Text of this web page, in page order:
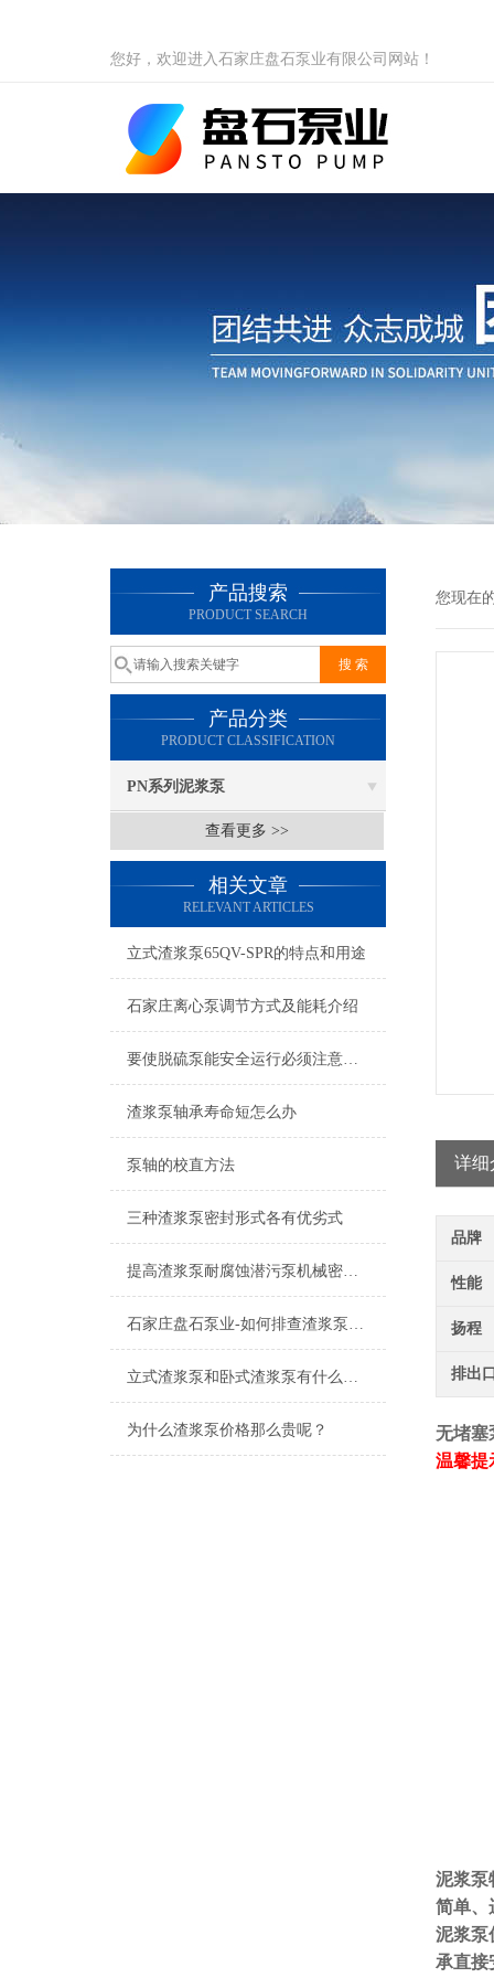
您好，欢迎进入石家庄盘石泵业有限公司网站！
产品搜索
PRODUCT SEARCH
产品分类
PRODUCT CLASSIFICATION
PN系列泥浆泵
查看更多 >>
相关文章
RELEVANT ARTICLES
立式渣浆泵65QV-SPR的特点和用途
石家庄离心泵调节方式及能耗介绍
要使脱硫泵能安全运行必须注意日常的维护
渣浆泵轴承寿命短怎么办
泵轴的校直方法
三种渣浆泵密封形式各有优劣式
提高渣浆泵耐腐蚀潜污泵机械密封可靠性的方法有哪些
石家庄盘石泵业-如何排查渣浆泵管道故障
立式渣浆泵和卧式渣浆泵有什么不同?
为什么渣浆泵价格那么贵呢？
您现在
详细
品牌
性能
扬程
排出
无堵塞
温馨提
泥浆泵
简单、
泥浆泵
承直接